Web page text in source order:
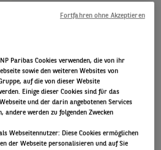
Paribas Cookies verwenden, die von ihr
sowie den weiteren Websites von
auf die von dieser Website
Einige dieser Cookies sind für das
und der darin angebotenen Services
werden zu folgenden Zwecken
Webseitennutzer: Diese Cookies ermöglichen
der Webseite personalisieren und auf Sie
Fortfahren ohne Akzeptieren